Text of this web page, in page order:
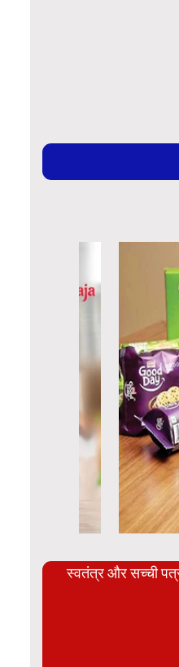
स्वतंत्र और सच्ची